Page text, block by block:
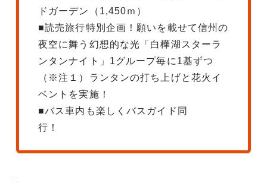
ドガーデン（1,450ｍ）
■読売旅行特別企画！願いを載せて信州の
夜空に舞う幻想的な光「白樺湖スターラ
ンタンナイト」1グループ毎に1基ずつ
（※注１）ランタンの打ち上げと花火イ
ベントを実施！
■バス車内も楽しくバスガイド同